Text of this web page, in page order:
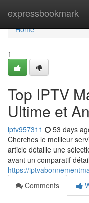
expressbookmark
Home
Home
1
Top IPTV
Ultime et
iptv957311 53 days
Cherches le meilleur
article détaille une
avant un comparatif
https://
Comments